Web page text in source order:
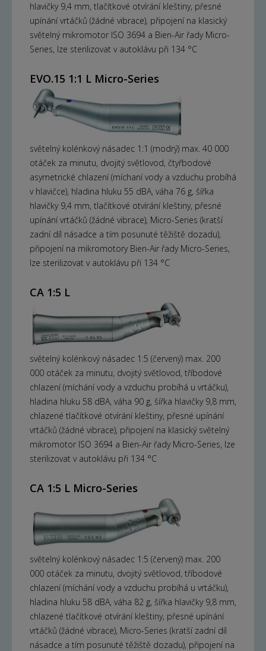
hlavičky 9,4 mm, tlačítkové otvírání kleštiny, přesné
upínání vrtáčků (žádné vibrace), připojení na klasický
světelný mikromotor ISO 3694 a Bien-Air řady Micro-
Series, lze sterilizovat v autoklávu při 134 °C
EVO.15 1:1 L Micro-Series
světelný kolénkový násadec 1:1 (modrý) max. 40 000
otáček za minutu, dvojitý světlovod, čtyřbodové
asymetrické chlazení (míchaní vody a vzduchu probíhá
v hlavičce), hladina hluku 55 dBA, váha 76 g, šířka
hlavičky 9,4 mm, tlačítkové otvírání kleštiny, přesné
upínání vrtáčků (žádné vibrace), Micro-Series (kratší
zadní díl násadce a tím posunuté těžiště dozadu),
připojení na mikromotory Bien-Air řady Micro-Series,
lze sterilizovat v autoklávu při 134 °C
CA 1:5 L
světelný kolénkový násadec 1:5 (červený) max. 200
000 otáček za minutu, dvojitý světlovod, tříbodové
chlazení (míchání vody a vzduchu probíhá u vrtáčku),
hladina hluku 58 dBA, váha 90 g, šířka hlavičky 9,8 mm,
chlazené tlačítkové otvírání kleštiny, přesné upínání
vrtáčků (žádné vibrace), připojení na klasický světelný
mikromotor ISO 3694 a Bien-Air řady Micro-Series, lze
sterilizovat v autoklávu při 134 °C
CA 1:5 L Micro-Series
světelný kolénkový násadec 1:5 (červený) max. 200
000 otáček za minutu, dvojitý světlovod, tříbodové
chlazení (míchání vody a vzduchu probíhá u vrtáčku),
hladina hluku 58 dBA, váha 82 g, šířka hlavičky 9,8 mm,
chlazené tlačítkové otvírání kleštiny, přesné upínání
vrtáčků (žádné vibrace), Micro-Series (kratší zadní díl
násadce a tím posunuté těžiště dozadu), připojení na